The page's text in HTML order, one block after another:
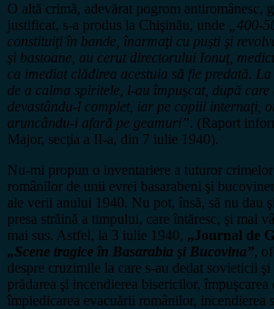
O altă crimă, adevărat pogrom antiromânesc,
justificat, s-a produs la Chişinău, unde
„400-
constituiţi în bande, înarmaţi cu puşti şi
şi bastoane, au cerut directorului Ionuţ,
ca imediat clădirea acestuia să fie predată.
de a calma spiritele, l-au împuşcat, după care
devastându-l complet, iar pe copiii internaţi,
aruncându-i afară pe geamuri”. (Raport
Major, secţia a II-a, din 7 iulie 1940).
Nu-mi propun o inventariere a tuturor
românilor de unii evrei basarabeni şi
ale verii anului 1940. Nu pot, însă, să nu dau
presa străină a timpului, care întăresc, şi mai
mai sus. Astfel, la 3 iulie 1940, „Journal de
„Scene tragice în Basarabia şi Bucovina”,
despre cruzimile la care s-au dedat sovieticii
prădarea şi incendierea bisericilor,
împiedicarea evacuării românilor, incendierea